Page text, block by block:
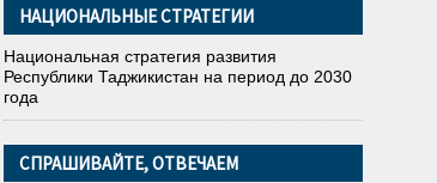
НАЦИОНАЛЬНЫЕ СТРАТЕГИИ
Национальная стратегия развития
Республики Таджикистан на период до 2030
года
СПРАШИВАЙТЕ, ОТВЕЧАЕМ